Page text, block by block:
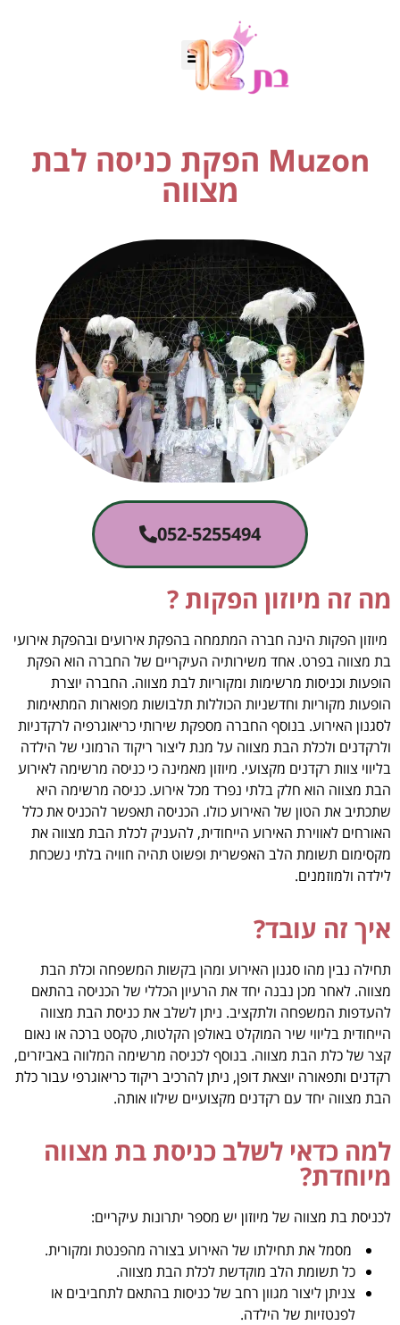
Muzon הפקת כניסה לבת
מצווה
052-5255494
מה זה מיוזון הפקות ?
מיוזון הפקות הינה חברה המתמחה בהפקת אירועים ובהפקת אירועי
בת מצווה בפרט. אחד משירותיה העיקריים של החברה הוא הפקת
הופעות וכניסות מרשימות ומקוריות לבת מצווה. החברה יוצרת
הופעות מקוריות וחדשניות הכוללות תלבושות מפוארות המתאימות
לסגנון האירוע. בנוסף החברה מספקת שירותי כריאוגרפיה לרקדניות
ולרקדנים ולכלת הבת מצווה על מנת ליצור ריקוד הרמוני של הילדה
בליווי צוות רקדנים מקצועי. מיוזון מאמינה כי כניסה מרשימה לאירוע
הבת מצווה הוא חלק בלתי נפרד מכל אירוע. כניסה מרשימה היא
שתכתיב את הטון של האירוע כולו. הכניסה תאפשר להכניס את כלל
האורחים לאווירת האירוע הייחודית, להעניק לכלת הבת מצווה את
מקסימום תשומת הלב האפשרית ופשוט תהיה חוויה בלתי נשכחת
לילדה ולמוזמנים.
איך זה עובד?
תחילה נבין מהו סגנון האירוע ומהן בקשות המשפחה וכלת הבת
מצווה. לאחר מכן נבנה יחד את הרעיון הכללי של הכניסה בהתאם
להעדפות המשפחה ולתקציב. ניתן לשלב את כניסת הבת מצווה
הייחודית בליווי שיר המוקלט באולפן הקלטות, טקסט ברכה או נאום
קצר של כלת הבת מצווה. בנוסף לכניסה מרשימה המלווה באביזרים,
רקדנים ותפאורה יוצאת דופן, ניתן להרכיב ריקוד כריאוגרפי עבור כלת
הבת מצווה יחד עם רקדנים מקצועיים שילוו אותה.
למה כדאי לשלב כניסת בת מצווה
מיוחדת?
לכניסת בת מצווה של מיוזון יש מספר יתרונות עיקריים:
מסמל את תחילתו של האירוע בצורה מהפנטת ומקורית.
כל תשומת הלב מוקדשת לכלת הבת מצווה.
צניתן ליצור מגוון רחב של כניסות בהתאם לתחביבים או
לפנטזיות של הילדה.